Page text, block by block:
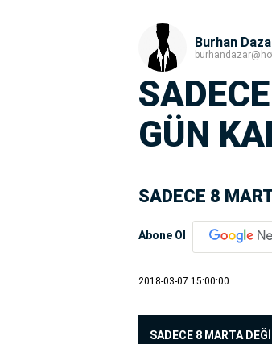
Burhan
GÜN
SADECE 8
Abone Ol
2018-03-07 15:00:00
SADECE 8 MARTA